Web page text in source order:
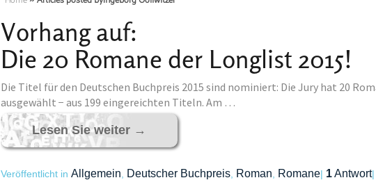
Vorhang auf:
Die 20 Romane der Longlist 2015!
Die Titel für den Deutschen Buchpreis 2015 sind nominiert: Die Jury hat 20
ausgewählt − aus 199 eingereichten Titeln. Am …
Lesen Sie weiter →
Veröffentlicht in Allgemein Deutscher Buchpreis, Roman Romane| 1Antwort|